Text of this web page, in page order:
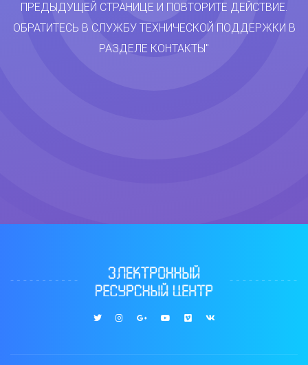
ПРЕДЫДУЩЕЙ СТРАНИЦЕ И ПОВТОРИТЕ ДЕЙСТВИЕ.
ОБРАТИТЕСЬ В СЛУЖБУ ТЕХНИЧЕСКОЙ ПОДДЕРЖКИ В
РАЗДЕЛЕ КОНТАКТЫ"